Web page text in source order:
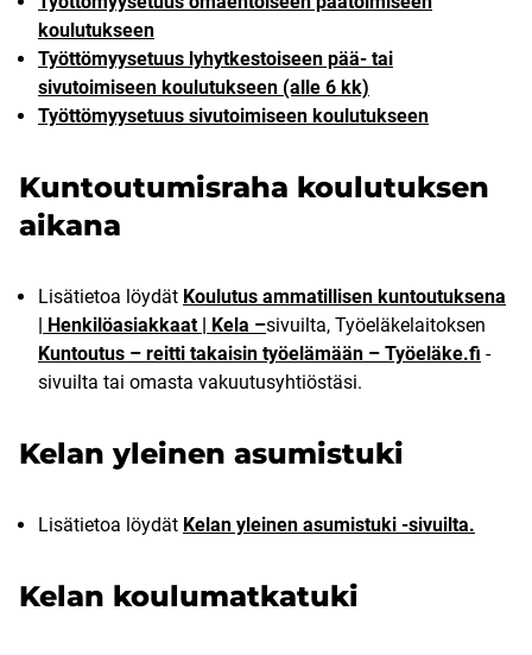
koulutukseen
Työttömyysetuus lyhytkestoiseen pää- tai
sivutoimiseen koulutukseen (alle 6 kk)
Työttömyysetuus sivutoimiseen koulutukseen
Kuntoutumisraha koulutuksen
aikana
Lisätietoa löydät Koulutus ammatillisen kuntoutuksena
| Henkilöasiakkaat | Kela –sivuilta, Työeläkelaitoksen
Kuntoutus – reitti takaisin työelämään – Työeläke.fi -
sivuilta tai omasta vakuutusyhtiöstäsi.
Kelan yleinen asumistuki
Lisätietoa löydät Kelan yleinen asumistuki -sivuilta.
Kelan koulumatkatuki